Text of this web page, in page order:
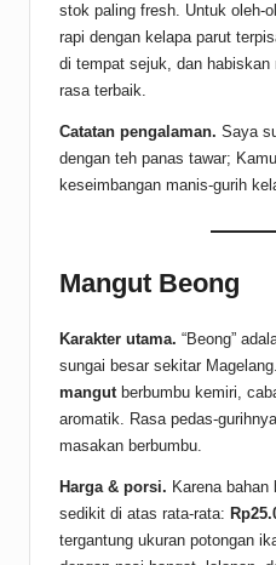
stok paling fresh. Untuk oleh-
rapi dengan kelapa parut
di tempat sejuk, dan habiskan
rasa terbaik.
Catatan pengalaman. Saya
dengan teh panas tawar;
keseimbangan manis-gurih
Mangut Beong
Karakter utama. “Beong”
sungai besar sekitar
mangut berbumbu kemiri,
aromatik. Rasa pedas-gurihnya
masakan berbumbu.
Harga & porsi. Karena
sedikit di atas rata-rata:
tergantung ukuran potongan